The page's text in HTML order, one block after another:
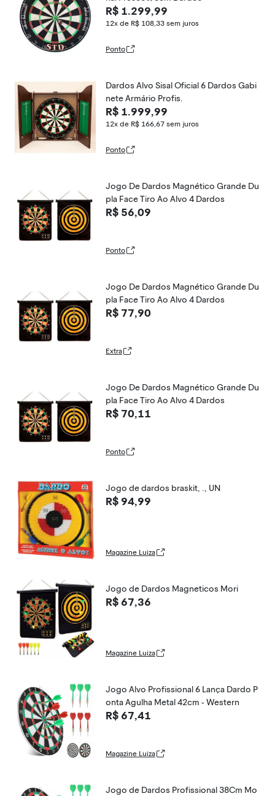
R$ 1.299,99
12x de R$ 108,33 sem juros
Ponto
Dardos Alvo Sisal Oficial 6 Dardos Gabi
nete Armário Profis.
R$ 1.999,99
12x de R$ 166,67 sem juros
Ponto
Jogo De Dardos Magnético Grande Du
pla Face Tiro Ao Alvo 4 Dardos
R$ 56,09
Ponto
Jogo De Dardos Magnético Grande Du
pla Face Tiro Ao Alvo 4 Dardos
R$ 77,90
Extra
Jogo De Dardos Magnético Grande Du
pla Face Tiro Ao Alvo 4 Dardos
R$ 70,11
Ponto
Jogo de dardos braskit, ., UN
R$ 94,99
Magazine Luiza
Jogo de Dardos Magneticos Mori
R$ 67,36
Magazine Luiza
Jogo Alvo Profissional 6 Lança Dardo P
onta Agulha Metal 42cm - Western
R$ 67,41
Magazine Luiza
Jogo de Dardos Profissional 38Cm Mo